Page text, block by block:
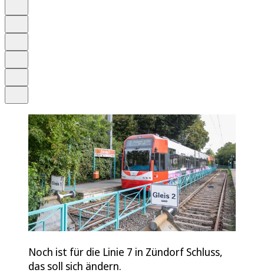
Noch ist für die Linie 7 in Zündorf Schluss,
das soll sich ändern.